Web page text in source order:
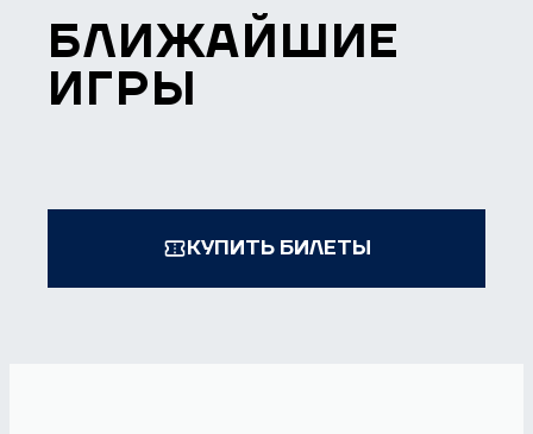
БЛИЖАЙШИЕ
ИГРЫ
КУПИТЬ БИЛЕТЫ